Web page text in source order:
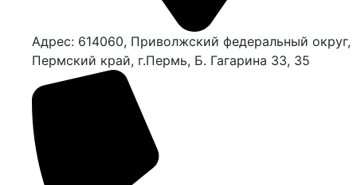
Адрес: 614060, Приволжский федеральный округ,
Пермский край, г.Пермь, Б. Гагарина 33, 35